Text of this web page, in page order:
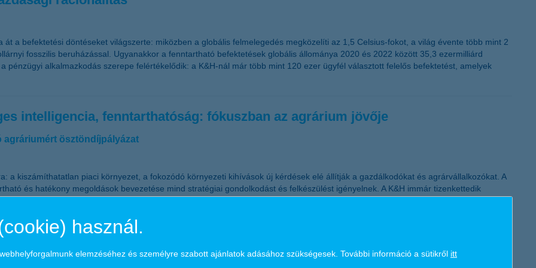
a befektetési döntéseket világszerte: miközben a globális felmelegedés megközelíti az 1,5 Celsius-fokot, a világ évente több mint 2
fosszilis beruházással. Ugyanakkor a fenntartható befektetések globális állománya 2020 és 2022 között 35,3 ezermilliárd
pénzügyi alkalmazkodás szerepe felértékelődik: a K&H-nál már több mint 120 ezer ügyfél választott felelős befektetést, amelyek
intelligencia, fenntarthatóság: fókuszban az agrárium jövője
agráriumért ösztöndíjpályázat
a kiszámíthatatlan piaci környezet, a fokozódó környezeti kihívások új kérdések elé állítják a gazdálkodókat és agrárvállalkozókat. A
és hatékony megoldások bevezetése mind stratégiai gondolkodást és felkészülést igényelnek. A K&H immár tizenkettedik
használ.
elemzéséhez és személyre szabott ajánlatok adásához szükségesek. További információ a sütikről itt